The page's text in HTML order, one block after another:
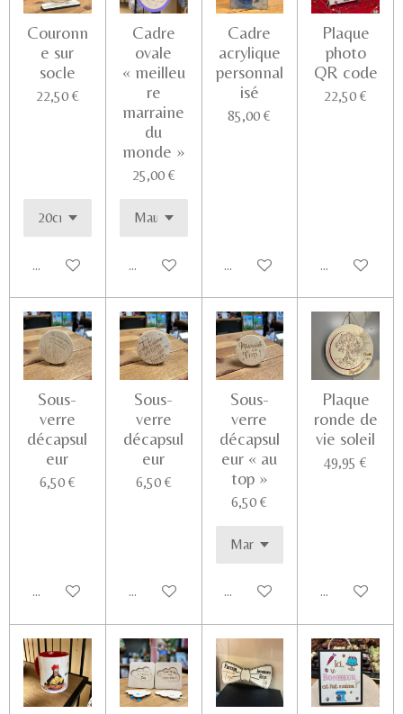
Couronn
e sur
socle
22,50 €
Ajouter au panier
Cadre
ovale
« meilleu
re
marraine
du
monde »
25,00 €
Ajouter au panier
Cadre
acrylique
personnal
isé
85,00 €
Ajouter au panier
Plaque
photo
QR code
22,50 €
Voir les
Sous-
verre
décapsul
eur
6,50 €
Ajouter au panier
Sous-
verre
décapsul
eur
6,50 €
Ajouter au panier
Sous-
verre
décapsul
eur « au
top »
6,50 €
Ajouter au panier
Plaque
ronde de
vie soleil
49,95 €
Voir les